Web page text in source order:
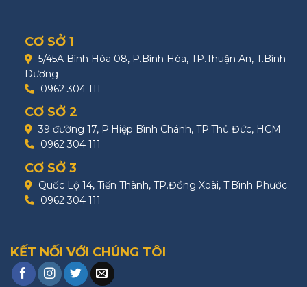
CƠ SỞ 1
5/45A Bình Hòa 08, P.Bình Hòa, TP.Thuận An, T.Bình
Dương
0962 304 111
CƠ SỞ 2
39 đường 17, P.Hiệp Bình Chánh, TP.Thủ Đức, HCM
0962 304 111
CƠ SỞ 3
Quốc Lộ 14, Tiến Thành, TP.Đồng Xoài, T.Bình Phước
0962 304 111
KẾT NỐI VỚI CHÚNG TÔI